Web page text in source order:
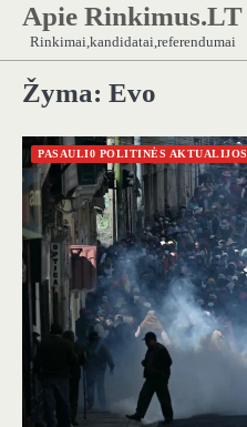
Skip
content
Apie Rinkimus.LT
Rinkimai,kandidatai,referendumai
Žyma: Evo
PASAULI0 POLITINĖS AKTUALIJOS